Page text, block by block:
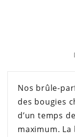
Nos brûle-
des bougies
d’un temps
maximum.